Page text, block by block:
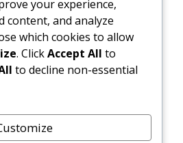
6 8
13 14 15
16
20 21 22
your experience,
content, and analyze
which cookies to allow
. ClickAccept All to
to decline non-essential